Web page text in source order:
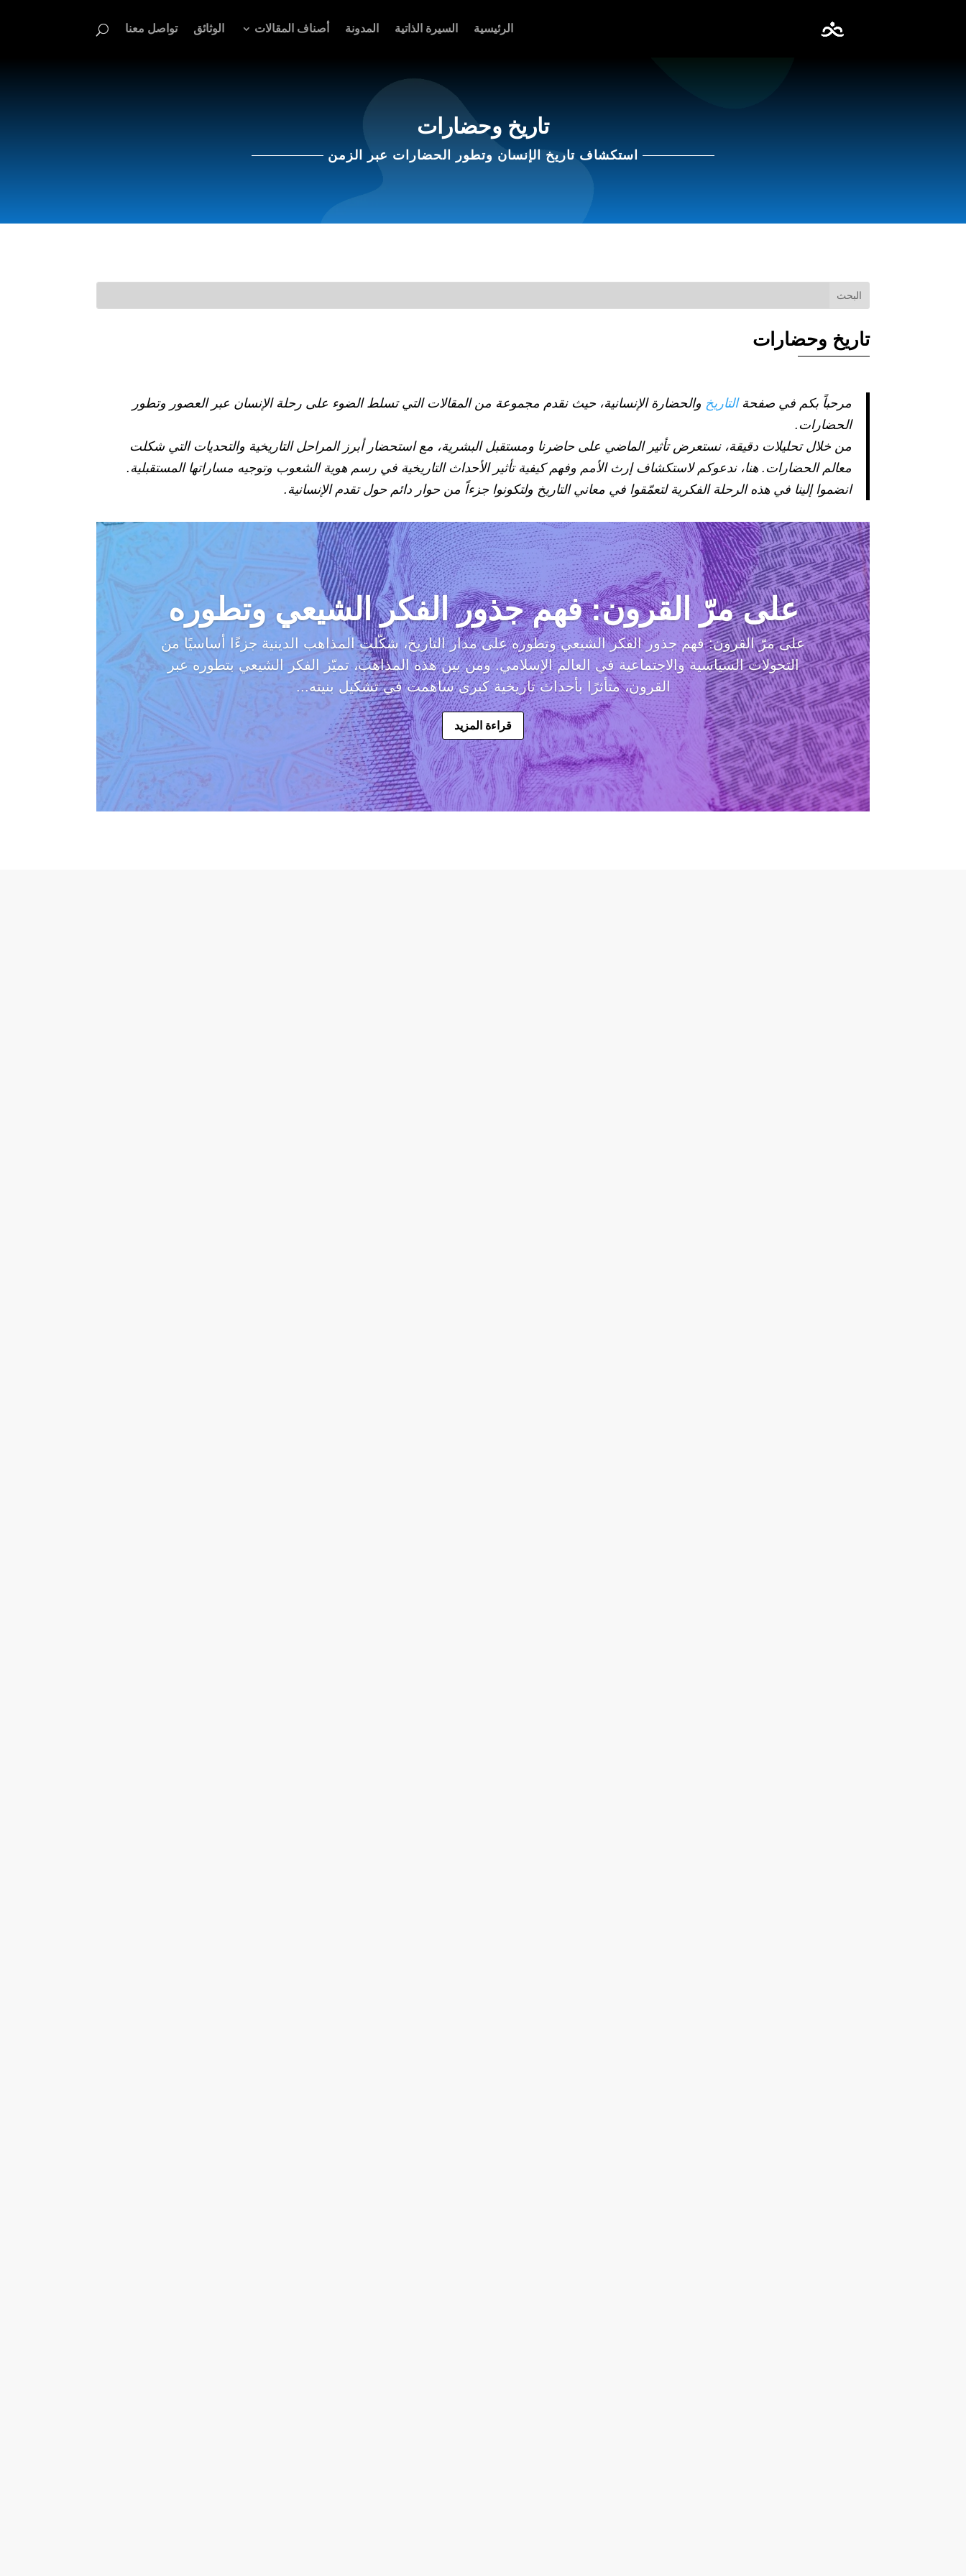
الرئيسية السيرة الذاتية المدونة أصناف المقالات الوثائق تواصل معنا
تاريخ وحضارات
استكشاف تاريخ الإنسان وتطور الحضارات عبر الزمن
تاريخ وحضارات
مرحباً بكم في صفحةالتاريخ والحضارة الإنسانية، حيث نقدم مجموعة من المقالات التي تسلط الضوء على رحلة الإنسان عبر العصور وتطور
الحضارات.
من خلال تحليلات دقيقة، نستعرض تأثير الماضي على حاضرنا ومستقبل البشرية، مع استحضار أبرز المراحل التاريخية والتحديات التي شكلت
معالم الحضارات. هنا، ندعوكم لاستكشاف إرث الأمم وفهم كيفية تأثير الأحداث التاريخية في رسم هوية الشعوب وتوجيه مساراتها المستقبلية.
انضموا إلينا في هذه الرحلة الفكرية لتعمّقوا في معاني التاريخ ولتكونوا جزءاً من حوار دائم حول تقدم الإنسانية.
على مرّ القرون: فهم جذور الفكر الشيعي وتطوره
على مرّ القرون: فهم جذور الفكر الشيعي وتطوره على مدار التاريخ، شكّلت المذاهب الدينية جزءًا أساسيًا من
التحولات السياسية والاجتماعية في العالم الإسلامي. ومن بين هذه المذاهب، تميّز الفكر الشيعي بتطوره عبر
القرون، متأثرًا بأحداث تاريخية كبرى ساهمت في تشكيل بنيته...
قراءة المزيد